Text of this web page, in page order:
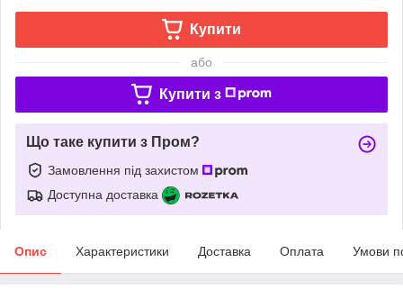
Купити
або
Купити з
Що таке купити з Пром?
Замовлення під захистом
Доступна доставка
Опис Характеристики Доставка Оплата Умови